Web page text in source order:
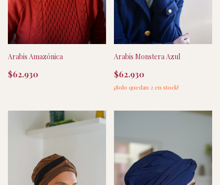
Arabis Amazónica
$62.930
Arabis Monstera Azul
$62.930
¡Solo quedan 2en stock!